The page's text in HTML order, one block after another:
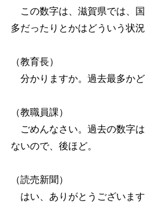
この数字は、滋賀県では、
多だったりとかはどういう状況
（教育長）
分かりますか。過去最多かど
（教職員課）
ごめんなさい。過去の数字
ないので、後ほど。
（読売新聞）
はい、ありがとうございます